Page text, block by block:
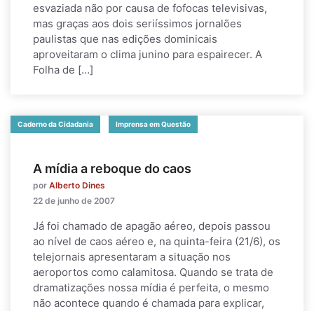
esvaziada não por causa de fofocas televisivas,
mas graças aos dois seriíssimos jornalões
paulistas que nas edições dominicais
aproveitaram o clima junino para espairecer. A
Folha de […]
Caderno da Cidadania Imprensa em Questão
A mídia a reboque do caos
por Alberto Dines
22 de junho de 2007
Já foi chamado de apagão aéreo, depois passou
ao nível de caos aéreo e, na quinta-feira (21/6), os
telejornais apresentaram a situação nos
aeroportos como calamitosa. Quando se trata de
dramatizações nossa mídia é perfeita, o mesmo
não acontece quando é chamada para explicar,